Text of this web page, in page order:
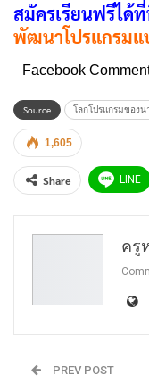
สมัครเรียนฟรีได้
พัฒนาโปรแกรมแ
Facebook
Source โลกโปรแกรมของน
1,605
Share LINE
ครู
PREV POST